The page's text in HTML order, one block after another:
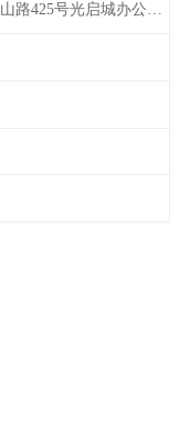
上海市徐汇区宜山路425号光启城办公楼905-907室